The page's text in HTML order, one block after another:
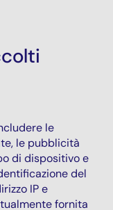
le
le pubblicità
di dispositivo e
del
IP e
fornita